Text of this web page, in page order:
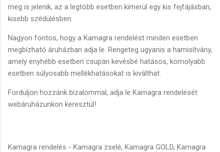
meg is jelenik, az a legtöbb esetben kimerül egy kis fejfájásban,
kisebb szédülésben.
Nagyon fontos, hogy a Kamagra rendelést minden esetben
megbízható áruházban adja le. Rengeteg ugyanis a hamisítvány,
amely enyhébb esetben csupán kevésbé hatásos, komolyabb
esetben súlyosabb mellékhatásokat is kiválthat.
Forduljon hozzánk bizalommal, adja le Kamagra rendelését
webáruházunkon keresztül!
Kamagra rendelés - Kamagra zselé, Kamagra GOLD, Kamagra